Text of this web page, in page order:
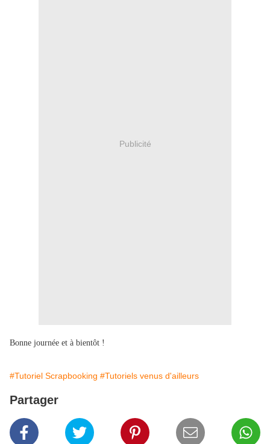
Publicité
Bonne journée et à bientôt !
#Tutoriel Scrapbooking #Tutoriels venus d'ailleurs
Partager